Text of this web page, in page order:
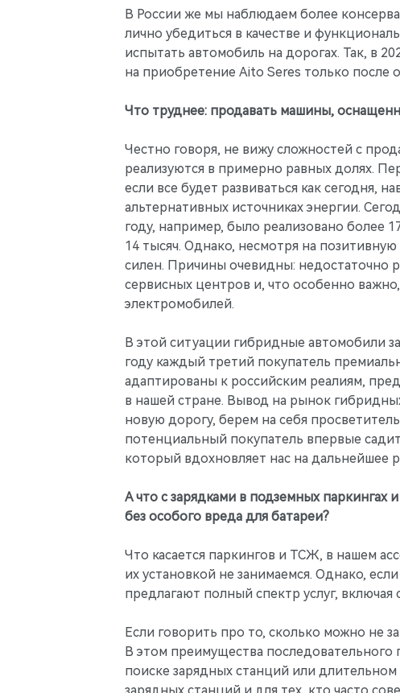
В России же мы наблюдаем более
лично убедиться в качестве и
испытать автомобиль на дорогах. Так, в
на приобретение Aito Seres только после
Что труднее: продавать машины,
Честно говоря, не вижу сложностей с
реализуются в примерно равных долях.
если все будет развиваться как сегодня,
альтернативных источниках энергии.
году, например, было реализовано более
14 тысяч. Однако, несмотря на
силен. Причины очевидны: недостаточно
сервисных центров и, что особенно
электромобилей.
В этой ситуации гибридные автомобили
году каждый третий покупатель
адаптированы к российским реалиям,
в нашей стране. Вывод на рынок
новую дорогу, берем на себя
потенциальный покупатель впервые
который вдохновляет нас на дальнейшее
А что с зарядками в подземных
без особого вреда для батареи?
Что касается паркингов и ТСЖ, в нашем
их установкой не занимаемся. Однако,
предлагают полный спектр услуг,
Если говорить про то, сколько можно не
В этом преимущества последовательного
поиске зарядных станций или